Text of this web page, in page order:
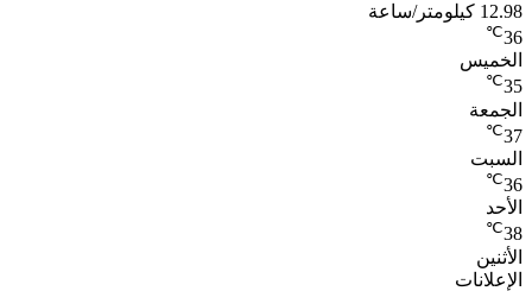
12.98 كيلومتر/ساعة
36
℃
الخميس
35
℃
الجمعة
37
℃
السبت
36
℃
الأحد
38
℃
الأثنين
الإعلانات